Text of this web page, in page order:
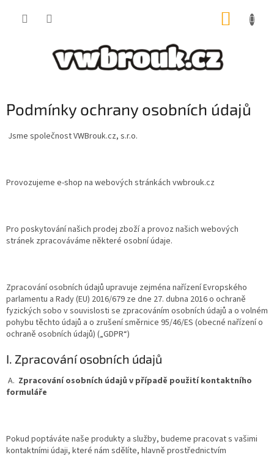
Podmínky ochrany osobních údajů
Jsme společnost VWBrouk.cz, s.r.o.
Provozujeme e-shop na webových stránkách vwbrouk.cz
Pro poskytování našich prodej zboží a provoz našich webových
stránek zpracováváme některé osobní údaje.
Zpracování osobních údajů upravuje zejména nařízení Evropského
parlamentu a Rady (EU) 2016/679 ze dne 27. dubna 2016 o ochraně
fyzických sobo v souvislosti se zpracováním osobních údajů a o volném
pohybu těchto údajů a o zrušení směrnice 95/46/ES (obecné nařízení o
ochraně osobních údajů) („GDPR“)
I. Zpracování osobních údajů
A. Zpracování osobních údajů v případě použití kontaktního
formuláře
Pokud poptáváte naše produkty a služby, budeme pracovat s vašimi
kontaktními údaji, které nám sdělíte, hlavně prostřednictvím